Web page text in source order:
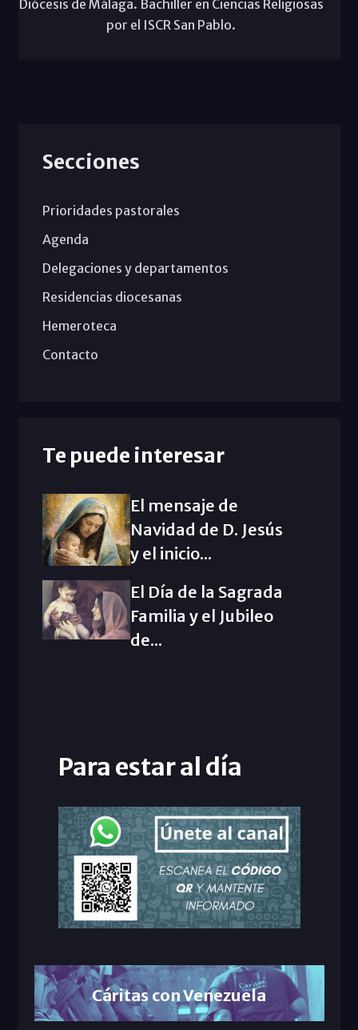
Diócesis de Málaga. Bachiller en Ciencias Religiosas
por el ISCR San Pablo.
Secciones
Prioridades pastorales
Agenda
Delegaciones y departamentos
Residencias diocesanas
Hemeroteca
Contacto
Te puede interesar
El mensaje de
Navidad de D. Jesús
y el inicio...
El Día de la Sagrada
Familia y el Jubileo
de...
Para estar al día
Cáritas con Venezuela